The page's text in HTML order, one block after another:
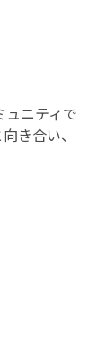
ュニティで
き合い、